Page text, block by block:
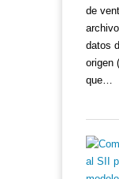
de
datos
origen
que…